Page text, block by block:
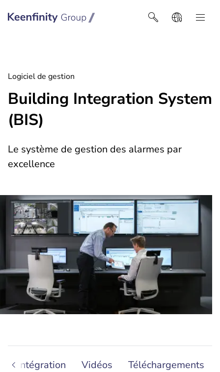
Keenfinity Group I Africa
Logiciel de gestion
Building Integration System
(BIS)
Le système de gestion des alarmes par
excellence
Intégration Vidéos Téléchargements